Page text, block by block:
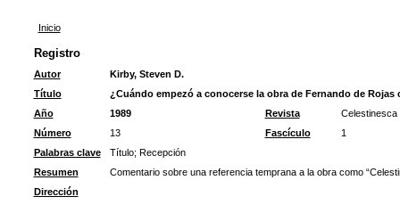
Inicio
Registro
Autor
Kirby, Steven D.
Título
¿Cuándo empezó a conocerse la obra de Fernando de Rojas
Año
1989 Revista
Celestinesca
Número
13 Fascículo
1
Palabras clave
Título; Recepción
Resumen
Comentario sobre una referencia temprana a la obra como
Dirección